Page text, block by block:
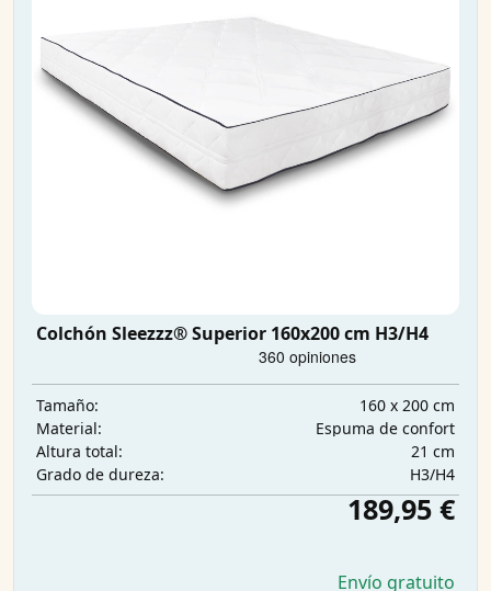
Colchón Sleezzz® Superior 160x200 cm H3/H4
Tamaño:
160 x 200 cm
Material:
Espuma de confort
Altura total:
21 cm
Grado de dureza:
H3/H4
189,95 €
Envío gratuito